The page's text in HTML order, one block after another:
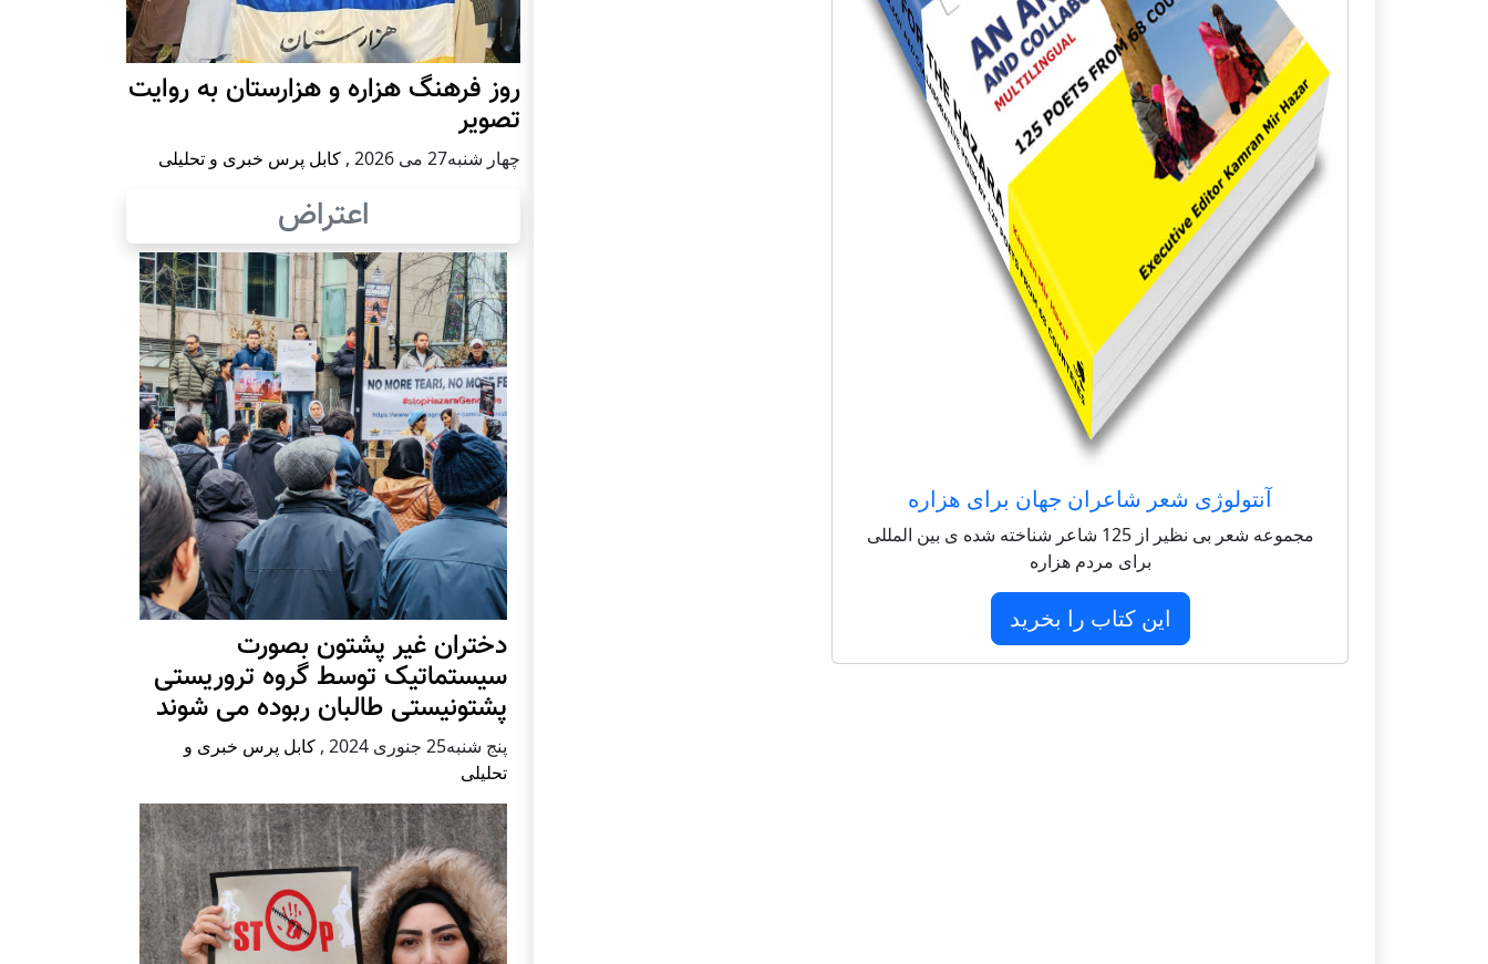
آنتولوژی شعر شاعران جهان برای هزاره
مجموعه شعر بی نظیر از 125 شاعر شناخته شده ی بین المللی
برای مردم هزاره
این کتاب را بخرید
روز فرهنگ هزاره و هزارستان به روایت
تصویر
چهار شنبه27 می 2026 , کابل پرس خبری و تحلیلی
اعتراض
دختران غیر پشتون بصورت
سیستماتیک توسط گروه تروریستی
پشتونیستی طالبان ربوده می شوند
پنج شنبه25 جنوری 2024 , کابل پرس خبری و
تحلیلی